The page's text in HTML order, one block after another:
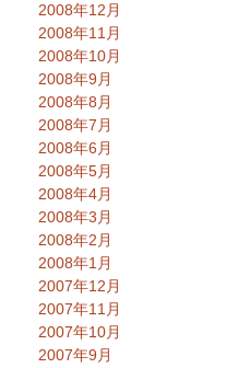
2008年12月
2008年11月
2008年10月
2008年9月
2008年8月
2008年7月
2008年6月
2008年5月
2008年4月
2008年3月
2008年2月
2008年1月
2007年12月
2007年11月
2007年10月
2007年9月